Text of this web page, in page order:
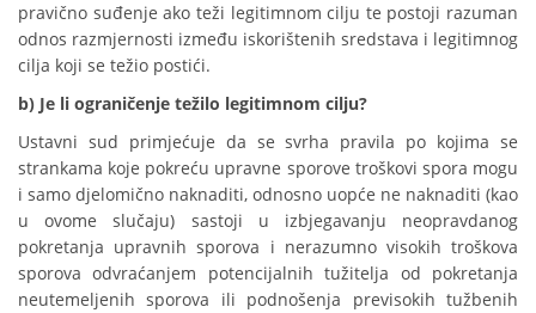
pravično suđenje ako teži legitimnom cilju te postoji razuman
odnos razmjernosti između iskorištenih sredstava i legitimnog
cilja koji se težio postići.
b) Je li ograničenje težilo legitimnom cilju?
Ustavni sud primjećuje da se svrha pravila po kojima se
strankama koje pokreću upravne sporove troškovi spora mogu
i samo djelomično naknaditi, odnosno uopće ne naknaditi (kao
u ovome slučaju) sastoji u izbjegavanju neopravdanog
pokretanja upravnih sporova i nerazumno visokih troškova
sporova odvraćanjem potencijalnih tužitelja od pokretanja
neutemeljenih sporova ili podnošenja previsokih tužbenih